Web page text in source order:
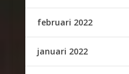
februari 2022
januari 2022